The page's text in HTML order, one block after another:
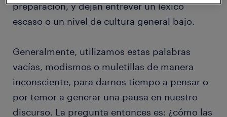
preparación, y dejan entrever un léxico
escaso o un nivel de cultura general bajo.
Generalmente, utilizamos estas palabras
vacías, modismos o muletillas de manera
inconsciente, para darnos tiempo a pensar o
por temor a generar una pausa en nuestro
discurso. La pregunta entonces es: ¿cómo las